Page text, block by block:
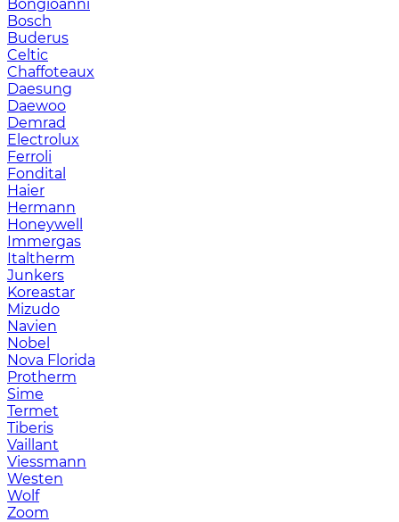
Bongioanni
Bosch
Buderus
Celtic
Chaffoteaux
Daesung
Daewoo
Demrad
Electrolux
Ferroli
Fondital
Haier
Hermann
Honeywell
Immergas
Italtherm
Junkers
Koreastar
Mizudо
Navien
Nobel
Nova Florida
Protherm
Sime
Termet
Tiberis
Vaillant
Viessmann
Westen
Wolf
Zoom